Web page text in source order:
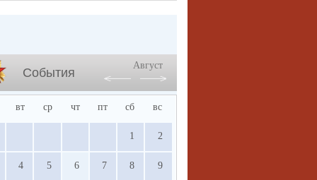
События
Август
вт ср чт пт сб вс
1 2
4 5 6 7 8 9